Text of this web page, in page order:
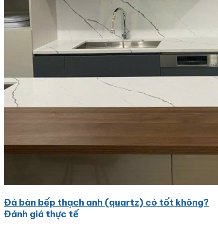
Đá bàn bếp thạch anh (quartz) có tốt không?
Đánh giá thực tế